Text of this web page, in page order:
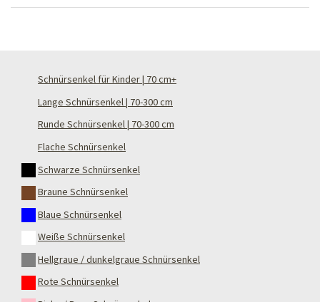
Schnürsenkel für Kinder | 70 cm+
Lange Schnürsenkel | 70-300 cm
Runde Schnürsenkel | 70-300 cm
Flache Schnürsenkel
Schwarze Schnürsenkel
Braune Schnürsenkel
Blaue Schnürsenkel
Weiße Schnürsenkel
Hellgraue / dunkelgraue Schnürsenkel
Rote Schnürsenkel